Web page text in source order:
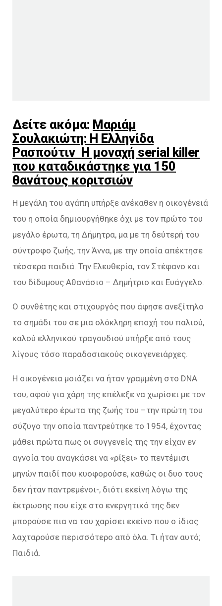
Δείτε ακόμα: Μαριάμ
Σουλακιώτη: Η Ελληνίδα
Ρασπούτιν Η μοναχή serial killer
που καταδικάστηκε για 150
θανάτους κοριτσιών
Η μεγάλη του αγάπη υπήρξε ανέκαθεν η οικογένειά
του η οποία δημιουργήθηκε όχι με τον πρώτο του
μεγάλο έρωτα, τη Δήμητρα, μα με τη δεύτερή του
σύντροφο ζωής, την Άννα, με την οποία απέκτησε
τέσσερα παιδιά. Την Ελευθερία, τον Στέφανο και
του δίδυμους Αθανάσιο – Δημήτριο και Ευάγγελο.
Ο συνθέτης και στιχουργός που άφησε ανεξίτηλο
το σημάδι του σε μια ολόκληρη εποχή του παλιού,
καλού ελληνικού τραγουδιού υπήρξε από τους
λίγους τόσο παραδοσιακούς οικογενειάρχες.
Η οικογένεια μοιάζει να ήταν γραμμένη στο DNA
του, αφού για χάρη της επέλεξε να χωρίσει με τον
μεγαλύτερο έρωτα της ζωής του –την πρώτη του
σύζυγο την οποία παντρεύτηκε το 1954, έχοντας
μάθει πρώτα πως οι συγγενείς της την είχαν εν
αγνοία του αναγκάσει να «ρίξει» το πεντέμισι
μηνών παιδί που κυοφορούσε, καθώς οι δυο τους
δεν ήταν παντρεμένοι-, διότι εκείνη λόγω της
έκτρωσης που είχε στο ενεργητικό της δεν
μπορούσε πια να του χαρίσει εκείνο που ο ίδιος
λαχταρούσε περισσότερο από όλα. Τι ήταν αυτό;
Παιδιά.